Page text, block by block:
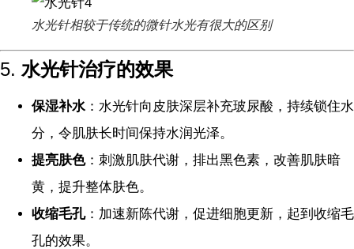
水光针相较于传统的微针水光有很大的区别
5. 水光针治疗的效果
保湿补水 ：水光针向皮肤深层补充玻尿酸，持续锁住水
分，令肌肤长时间保持水润光泽。
提亮肤色：刺激肌肤代谢，排出黑色素，改善肌肤暗
黄，提升整体肤色。
收缩毛孔：加速新陈代谢，促进细胞更新，起到收缩毛
孔的效果。